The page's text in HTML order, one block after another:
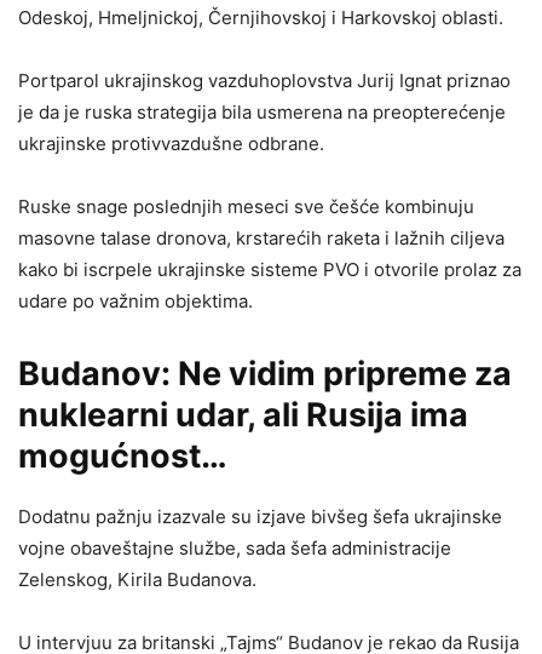
Odeskoj, Hmeljnickoj, Černjihovskoj i Harkovskoj oblasti.
Portparol ukrajinskog vazduhoplovstva Jurij Ignat priznao
je da je ruska strategija bila usmerena na preopterećenje
ukrajinske protivvazdušne odbrane.
Ruske snage poslednjih meseci sve češće kombinuju
masovne talase dronova, krstarećih raketa i lažnih ciljeva
kako bi iscrpele ukrajinske sisteme PVO i otvorile prolaz za
udare po važnim objektima.
Budanov: Ne vidim pripreme za
nuklearni udar, ali Rusija ima
mogućnost…
Dodatnu pažnju izazvale su izjave bivšeg šefa ukrajinske
vojne obaveštajne službe, sada šefa administracije
Zelenskog, Kirila Budanova.
U intervjuu za britanski „Tajms“ Budanov je rekao da Rusija